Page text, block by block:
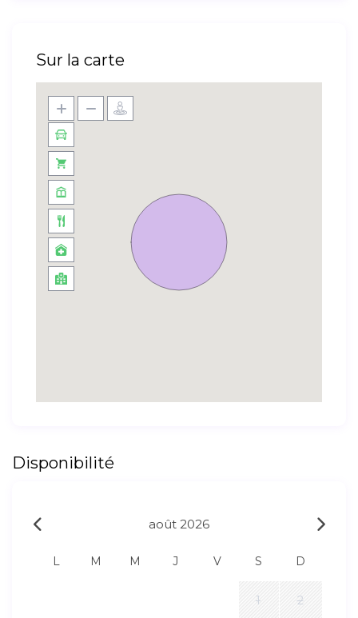
Sur la carte
Disponibilité
août 2026
L M M J V S D
1 2